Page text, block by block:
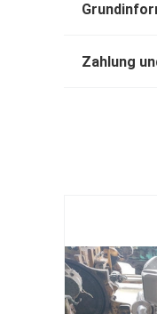
Zahlung